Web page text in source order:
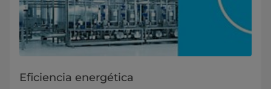
Eficiencia energética